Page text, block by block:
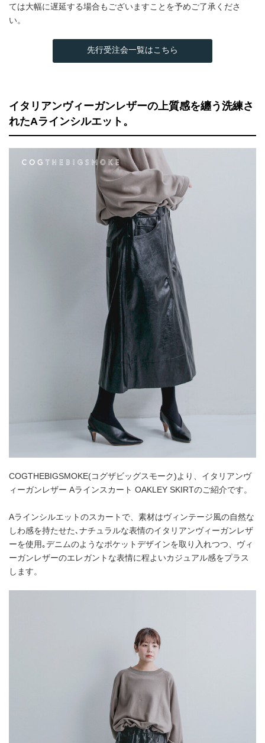
ては大幅に遅延する場合もございますことを予めご了承くださ
い。
先行受注会一覧はこちら
イタリアンヴィーガンレザーの上質感を纏う洗練さ
れたAラインシルエット。
COGTHEBIGSMOKE(コグザビッグスモーク)より、イタリアンヴ
ィーガンレザー Aラインスカート OAKLEY SKIRTのご紹介です。
Aラインシルエットのスカートで、素材はヴィンテージ風の自然な
しわ感を持たせた､ナチュラルな表情のイタリアンヴィーガンレザ
ーを使用｡デニムのようなポケットデザインを取り入れつつ、ヴィ
ーガンレザーのエレガントな表情に程よいカジュアル感をプラス
します。